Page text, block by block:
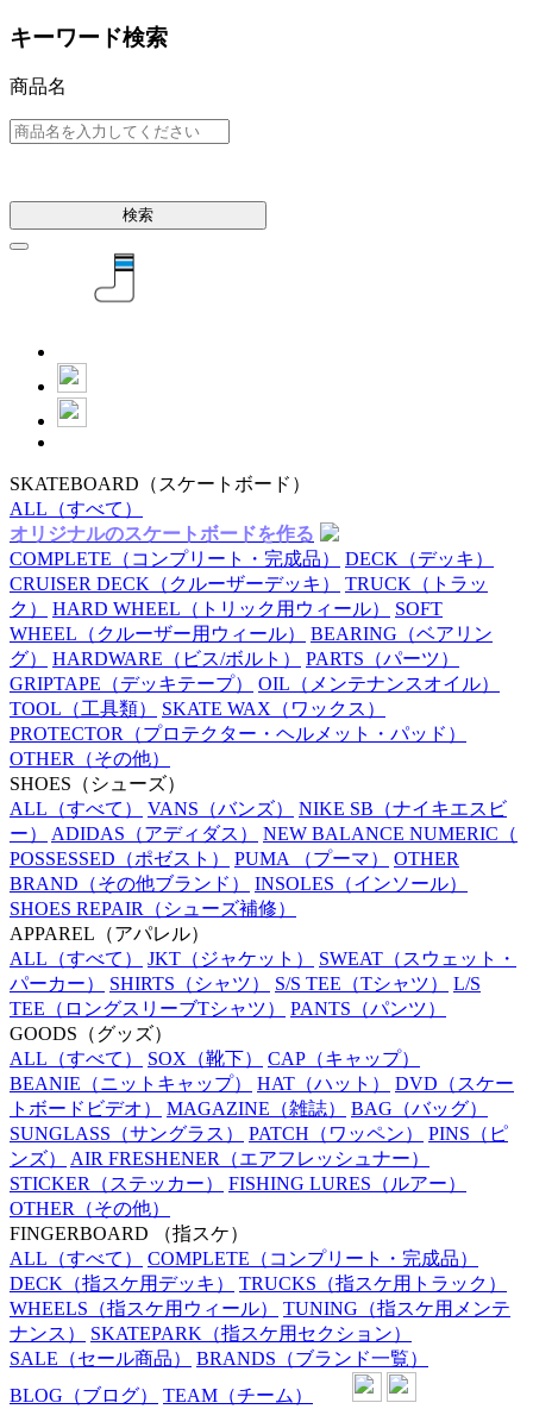
キーワード検索
商品名
検索
SKATEBOARD （スケートボード）
ALL （すべて）
オリジナルのスケートボードを作る
COMPLETE （コンプリート・完成品） DECK （デッキ）
CRUISER DECK （クルーザーデッキ） TRUCK （トラッ
ク）
HARD WHEEL （トリック用ウィール）
SOFT
WHEEL （クルーザー用ウィール） BEARING （ベアリン
グ）
HARDWARE （ビス/ボルト） PARTS （パーツ）
GRIPTAPE （デッキテープ） OIL （メンテナンスオイル）
TOOL （工具類） SKATE WAX （ワックス）
PROTECTOR （プロテクター・ヘルメット・パッド）
OTHER （その他）
SHOES （シューズ）
ALL （すべて） VANS （バンズ） NIKE SB （ナイキエスビ
ー）
ADIDAS （アディダス） NEW BALANCE NUMERIC （
POSSESSED （ポゼスト） PUMA （プーマ）
OTHER
BRAND （その他ブランド） INSOLES （インソール）
SHOES REPAIR （シューズ補修）
APPAREL （アパレル）
ALL （すべて） JKT （ジャケット） SWEAT （スウェット・
パーカー）
SHIRTS （シャツ） S/S TEE （Tシャツ）
L/S
TEE （ロングスリーブTシャツ） PANTS （パンツ）
GOODS （グッズ）
ALL （すべて） SOX （靴下） CAP （キャップ）
BEANIE （ニットキャップ） HAT （ハット） DVD （スケー
トボードビデオ）
MAGAZINE （雑誌） BAG （バッグ）
SUNGLASS （サングラス） PATCH （ワッペン） PINS （ピ
ンズ）
AIR FRESHENER （エアフレッシュナー）
STICKER （ステッカー） FISHING LURES （ルアー）
OTHER （その他）
FINGERBOARD
（指スケ）
ALL （すべて） COMPLETE （コンプリート・完成品）
DECK （指スケ用デッキ） TRUCKS （指スケ用トラック）
WHEELS （指スケ用ウィール） TUNING （指スケ用メンテ
ナンス）
SKATEPARK （指スケ用セクション）
SALE （セール商品） BRANDS （ブランド一覧）
BLOG （ブログ） TEAM （チーム）